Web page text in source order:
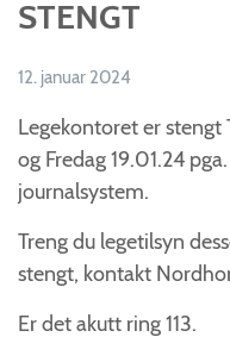
STENGT
12. januar 2024
Legekontoret er stengt
og Fredag 19.01.24
journalsystem.
Treng du legetilsyn
stengt, kontakt
Er det akutt ring 113.